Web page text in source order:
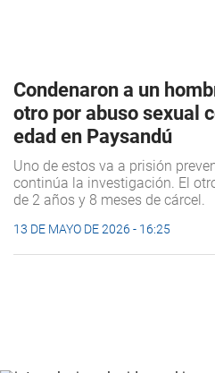
Condenaron a un
otro por abuso sexual
edad en Paysandú
Uno de estos va a prisión
continúa la investigación. El
de 2 años y 8 meses de cárcel.
13 DE MAYO DE 2026 - 16:25